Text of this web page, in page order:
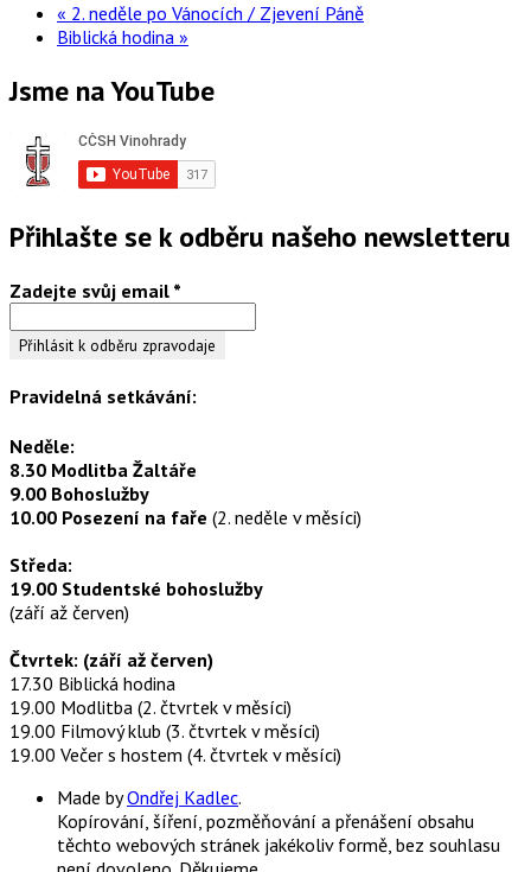
« 2. neděle po Vánocích / Zjevení Páně
Biblická hodina »
Jsme na YouTube
Přihlašte se k odběru našeho newsletteru
Zadejte svůj email *
Pravidelná setkávání:
Neděle:
8.30 Modlitba Žaltáře
9.00 Bohoslužby
10.00 Posezení na faře (2. neděle v měsíci)
Středa:
19.00 Studentské bohoslužby
(září až červen)
Čtvrtek: (září až červen)
17.30 Biblická hodina
19.00 Modlitba (2. čtvrtek v měsíci)
19.00 Filmový klub (3. čtvrtek v měsíci)
19.00 Večer s hostem (4. čtvrtek v měsíci)
Made byOndřej Kadlec.
Kopírování, šíření, pozměňování a přenášení obsahu
těchto webových stránek jakékoliv formě, bez souhlasu